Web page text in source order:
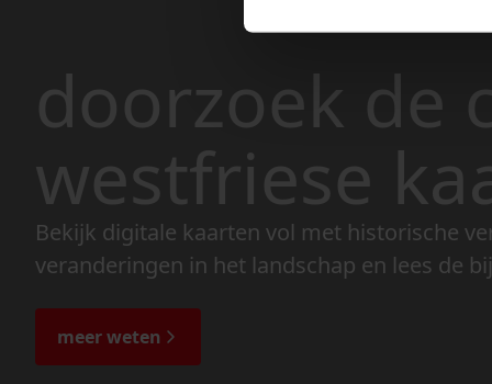
doorzoek de
westfriese
Bekijk digitale kaarten vol met historische
veranderingen in het landschap en lees de
meer weten